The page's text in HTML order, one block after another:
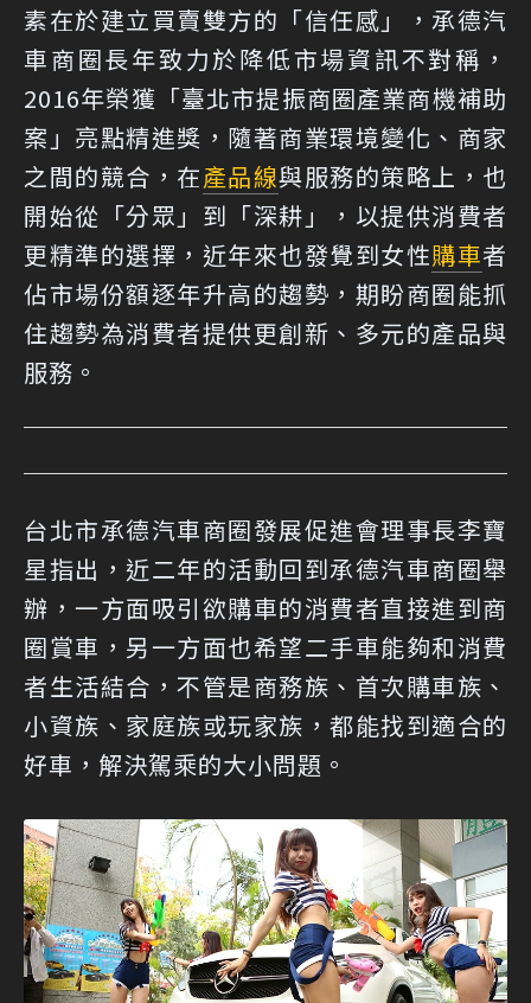
素在於建立買賣雙方的「信任感」，承德汽
車商圈長年致力於降低市場資訊不對稱，
2016年榮獲「臺北市提振商圈產業商機補助
案」亮點精進獎，隨著商業環境變化、商家
之間的競合，在產品線與服務的策略上，也
開始從「分眾」到「深耕」，以提供消費者
更精準的選擇，近年來也發覺到女性購車者
佔市場份額逐年升高的趨勢，期盼商圈能抓
住趨勢為消費者提供更創新、多元的產品與
服務。
台北市承德汽車商圈發展促進會理事長李寶
星指出，近二年的活動回到承德汽車商圈舉
辦，一方面吸引欲購車的消費者直接進到商
圈賞車，另一方面也希望二手車能夠和消費
者生活結合，不管是商務族、首次購車族、
小資族、家庭族或玩家族，都能找到適合的
好車，解決駕乘的大小問題。